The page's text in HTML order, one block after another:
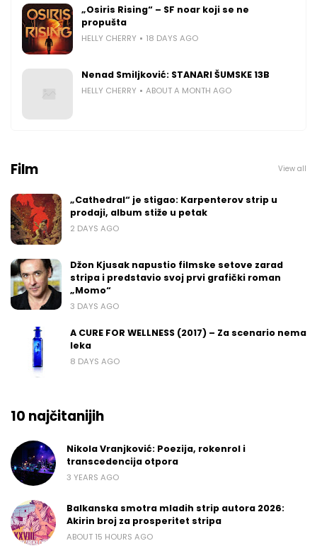
„Osiris Rising“ – SF noar koji se ne
propušta
HELLY CHERRY 18 DAYS AGO
Nenad Smiljković: STANARI ŠUMSKE 13B
HELLY CHERRY ABOUT A MONTH AGO
Film View all
„Cathedral“ je stigao: Karpenterov strip u
prodaji, album stiže u petak
2 DAYS AGO
Džon Kjusak napustio filmske setove zarad
stripa i predstavio svoj prvi grafički roman
„Momo“
3 DAYS AGO
A CURE FOR WELLNESS (2017) – Za scenario nema
leka
8 DAYS AGO
10 najčitanijih
Nikola Vranjković: Poezija, rokenrol i
transcedencija otpora
3 YEARS AGO
Balkanska smotra mladih strip autora 2026:
Akirin broj za prosperitet stripa
ABOUT 15 HOURS AGO